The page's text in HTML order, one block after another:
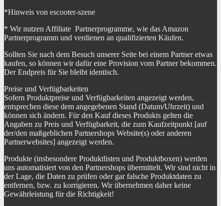
*Hinweis von escooter-szene
* Wir nutzen Affiliate Partnerprogramme, wie das Amazon
Partnerprogramm und verdienen an qualifizierten Käufen.
Sollten Sie nach dem Besuch unserer Seite bei einem Partner etwas
kaufen, so können wir dafür eine Provision vom Partner bekommen.
Der Endpreis für Sie bleibt identisch.
Preise und Verfügbarkeiten
Sofern Produktpreise und Verfügbarkeiten angezeigt werden,
entsprechen diese dem angegebenen Stand (Datum/Uhrzeit) und
können sich ändern. Für den Kauf dieses Produkts gelten die
Angaben zu Preis und Verfügbarkeit, die zum Kaufzeitpunkt [auf
der/den maßgeblichen Partnershops Website(s) oder anderen
Partnerwebsites] angezeigt werden.
Produkte (insbesondere Produktlisten und Produktboxen) werden
uns automatisiert von den Partnershops übermittelt. Wir sind nicht in
der Lage, die Daten zu prüfen oder gar falsche Produktdaten zu
entfernen, bzw. zu korrigieren. Wir übernehmen daher keine
Gewährleistung für die Richtigkeit!